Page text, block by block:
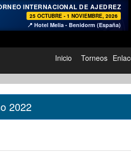
♞
INTERNACIONAL DE AJEDREZ
25 OCTUBRE - 1 NOVIEMBRE, 2026
📍 Hotel Melia - Benidorm (España)
Inicio Torneos
2022